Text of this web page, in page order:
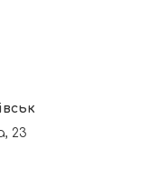
23